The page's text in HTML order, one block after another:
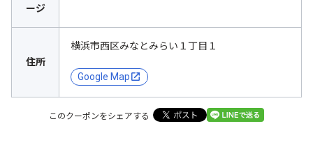
ージ
住所
横浜市西区みなとみらい１丁目１
Google Map
このクーポンをシェアする